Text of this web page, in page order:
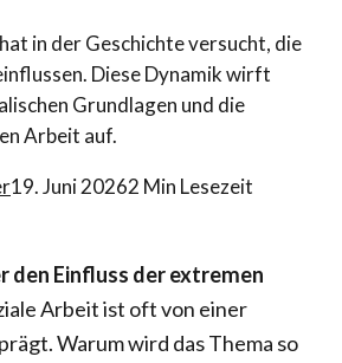
in der Geschichte versucht, die
Diese Dynamik wirft
Grundlagen und die
Arbeit auf.
19. Juni 20262 Min Lesezeit
den Einfluss der extremen
Arbeit ist oft von einer
Warum wird das Thema so